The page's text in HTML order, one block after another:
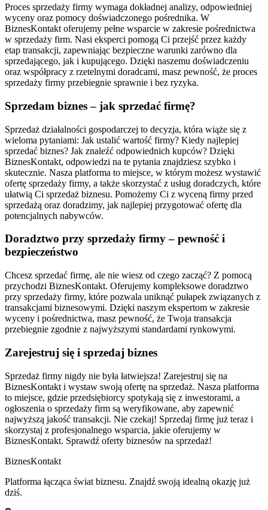
Proces sprzedaży firmy wymaga dokładnej analizy, odpowiedniej
wyceny oraz pomocy doświadczonego pośrednika. W
BiznesKontakt oferujemy pełne wsparcie w zakresie pośrednictwa
w sprzedaży firm. Nasi eksperci pomogą Ci przejść przez każdy
etap transakcji, zapewniając bezpieczne warunki zarówno dla
sprzedającego, jak i kupującego. Dzięki naszemu doświadczeniu
oraz współpracy z rzetelnymi doradcami, masz pewność, że proces
sprzedaży firmy przebiegnie sprawnie i bez ryzyka.
Sprzedam biznes – jak sprzedać firmę?
Sprzedaż działalności gospodarczej to decyzja, która wiąże się z
wieloma pytaniami: Jak ustalić wartość firmy? Kiedy najlepiej
sprzedać biznes? Jak znaleźć odpowiednich kupców? Dzięki
BiznesKontakt, odpowiedzi na te pytania znajdziesz szybko i
skutecznie. Nasza platforma to miejsce, w którym możesz wystawić
ofertę sprzedaży firmy, a także skorzystać z usług doradczych, które
ułatwią Ci sprzedaż biznesu. Pomożemy Ci z wyceną firmy przed
sprzedażą oraz doradzimy, jak najlepiej przygotować ofertę dla
potencjalnych nabywców.
Doradztwo przy sprzedaży firmy – pewność i
bezpieczeństwo
Chcesz sprzedać firmę, ale nie wiesz od czego zacząć? Z pomocą
przychodzi BiznesKontakt. Oferujemy kompleksowe doradztwo
przy sprzedaży firmy, które pozwala uniknąć pułapek związanych z
transakcjami biznesowymi. Dzięki naszym ekspertom w zakresie
wyceny i pośrednictwa, masz pewność, że Twoja transakcja
przebiegnie zgodnie z najwyższymi standardami rynkowymi.
Zarejestruj się i sprzedaj biznes
Sprzedaż firmy nigdy nie była łatwiejsza! Zarejestruj się na
BiznesKontakt i wystaw swoją ofertę na sprzedaż. Nasza platforma
to miejsce, gdzie przedsiębiorcy spotykają się z inwestorami, a
ogłoszenia o sprzedaży firm są weryfikowane, aby zapewnić
najwyższą jakość transakcji. Nie czekaj! Sprzedaj firmę już teraz i
skorzystaj z profesjonalnego wsparcia, jakie oferujemy w
BiznesKontakt. Sprawdź oferty biznesów na sprzedaż!
BiznesKontakt
Platforma łącząca świat biznesu. Znajdź swoją idealną okazję już
dziś.